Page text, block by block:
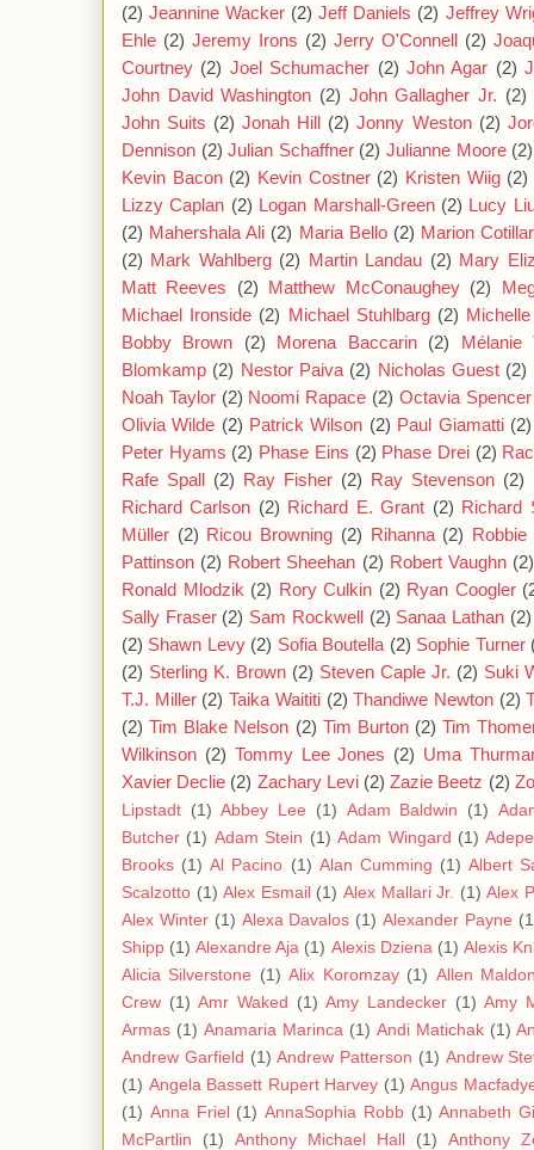
(2) Jeannine Wacker (2) Jeff Daniels (2) Jeffrey
Ehle (2) Jeremy Irons (2) Jerry O'Connell (2)
Courtney (2) Joel Schumacher (2) John Agar (2)
John David Washington (2) John Gallagher Jr. (2)
John Suits (2) Jonah Hill (2) Jonny Weston (2)
Dennison (2) Julian Schaffner (2) Julianne Moore (2)
Kevin Bacon (2) Kevin Costner (2) Kristen Wiig (2)
Lizzy Caplan (2) Logan Marshall-Green (2) Lucy
(2) Mahershala Ali (2) Maria Bello (2) Marion
(2) Mark Wahlberg (2) Martin Landau (2) Mary
Matt Reeves
(2) Matthew McConaughey (2)
Michael Ironside (2) Michael Stuhlbarg (2)
Bobby Brown
(2) Morena Baccarin (2)
Mélanie
Blomkamp (2) Nestor Paiva (2) Nicholas Guest (2)
Noah Taylor (2) Noomi Rapace (2) Octavia Spencer
Olivia Wilde (2) Patrick Wilson (2) Paul Giamatti (2)
Peter Hyams (2) Phase Eins (2) Phase Drei (2)
Rafe Spall (2) Ray Fisher (2) Ray Stevenson (2)
Richard Carlson (2) Richard E. Grant (2) Richard
Müller (2) Ricou Browning (2) Rihanna (2) Robbie
Pattinson (2) Robert Sheehan (2) Robert Vaughn (2)
Ronald Mlodzik (2) Rory Culkin (2) Ryan Coogler
Sally Fraser (2) Sam Rockwell (2) Sanaa Lathan (2)
(2) Shawn Levy (2) Sofia Boutella (2) Sophie Turner
(2) Sterling K. Brown (2) Steven Caple Jr. (2) Suki
T.J. Miller (2) Taika Waititi (2) Thandiwe Newton (2)
(2) Tim Blake Nelson (2) Tim Burton (2) Tim
Wilkinson (2) Tommy Lee Jones (2) Uma
Xavier Declie (2) Zachary Levi (2) Zazie Beetz (2)
Lipstadt (1) Abbey Lee (1) Adam Baldwin (1)
Butcher (1) Adam Stein (1) Adam Wingard (1)
Brooks (1) Al Pacino (1) Alan Cumming (1) Albert
Scalzotto (1) Alex Esmail (1) Alex Mallari Jr. (1) Alex
Alex Winter (1) Alexa Davalos (1) Alexander Payne
Shipp (1) Alexandre Aja (1) Alexis Dziena (1) Alexis
Alicia Silverstone (1) Alix Koromzay (1) Allen
Crew (1) Amr Waked (1) Amy Landecker (1) Amy
Armas (1) Anamaria Marinca (1) Andi Matichak (1)
Andrew Garfield (1) Andrew Patterson (1) Andrew
(1) Angela Bassett Rupert Harvey (1) Angus
(1) Anna Friel (1) AnnaSophia Robb (1) Annabeth
McPartlin
(1) Anthony Michael Hall (1)
Anthony